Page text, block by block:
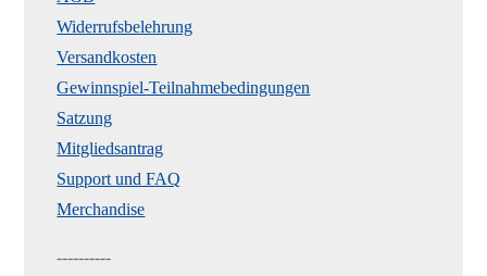
Widerrufsbelehrung
Versandkosten
Gewinnspiel-Teilnahmebedingungen
Satzung
Mitgliedsantrag
Support und FAQ
Merchandise
----------